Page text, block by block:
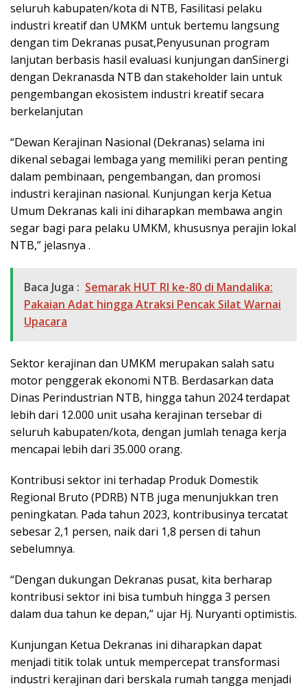
seluruh kabupaten/kota di NTB, Fasilitasi pelaku
industri kreatif dan UMKM untuk bertemu langsung
dengan tim Dekranas pusat,Penyusunan program
lanjutan berbasis hasil evaluasi kunjungan danSinergi
dengan Dekranasda NTB dan stakeholder lain untuk
pengembangan ekosistem industri kreatif secara
berkelanjutan
“Dewan Kerajinan Nasional (Dekranas) selama ini
dikenal sebagai lembaga yang memiliki peran penting
dalam pembinaan, pengembangan, dan promosi
industri kerajinan nasional. Kunjungan kerja Ketua
Umum Dekranas kali ini diharapkan membawa angin
segar bagi para pelaku UMKM, khususnya perajin lokal
NTB,” jelasnya .
Baca Juga : Semarak HUT RI ke-80 di Mandalika:
Pakaian Adat hingga Atraksi Pencak Silat Warnai
Upacara
Sektor kerajinan dan UMKM merupakan salah satu
motor penggerak ekonomi NTB. Berdasarkan data
Dinas Perindustrian NTB, hingga tahun 2024 terdapat
lebih dari 12.000 unit usaha kerajinan tersebar di
seluruh kabupaten/kota, dengan jumlah tenaga kerja
mencapai lebih dari 35.000 orang.
Kontribusi sektor ini terhadap Produk Domestik
Regional Bruto (PDRB) NTB juga menunjukkan tren
peningkatan. Pada tahun 2023, kontribusinya tercatat
sebesar 2,1 persen, naik dari 1,8 persen di tahun
sebelumnya.
“Dengan dukungan Dekranas pusat, kita berharap
kontribusi sektor ini bisa tumbuh hingga 3 persen
dalam dua tahun ke depan,” ujar Hj. Nuryanti optimistis.
Kunjungan Ketua Dekranas ini diharapkan dapat
menjadi titik tolak untuk mempercepat transformasi
industri kerajinan dari berskala rumah tangga menjadi